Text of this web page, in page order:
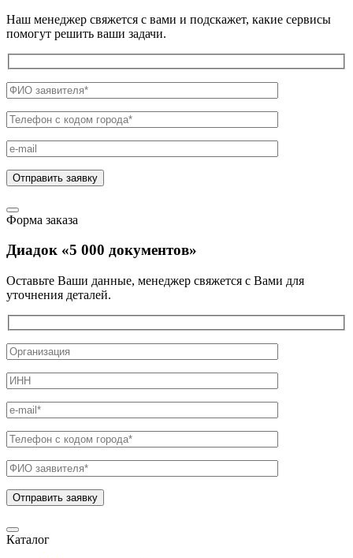
Наш менеджер свяжется с вами и подскажет, какие сервисы
помогут решить ваши задачи.
Форма заказа
Диадок «5 000 документов»
Оставьте Ваши данные, менеджер свяжется с Вами для
уточнения деталей.
Каталог